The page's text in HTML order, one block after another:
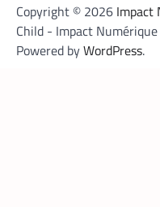
Copyright © 2026 Impact
Child - Impact
Powered byWordPress.